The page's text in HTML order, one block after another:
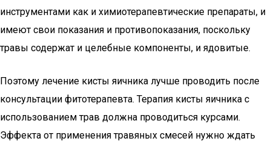
инструментами как и химиотерапевтические препараты, и
имеют свои показания и противопоказания, поскольку
травы содержат и целебные компоненты, и ядовитые.
Поэтому лечение кисты яичника лучше проводить после
консультации фитотерапевта. Терапия кисты яичника с
использованием трав должна проводиться курсами.
Эффекта от применения травяных смесей нужно ждать